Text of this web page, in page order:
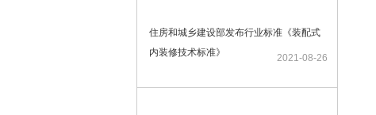
住房和城乡建设部发布行业标准《装配式
内装修技术标准》
2021-08-26